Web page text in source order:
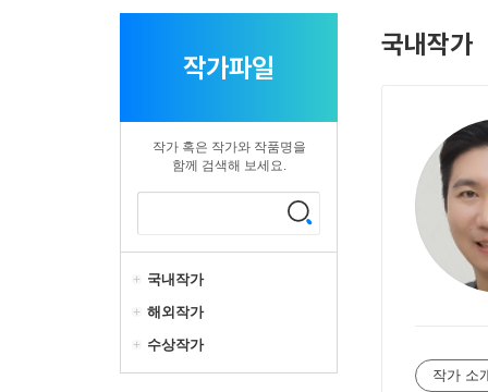
작가파일
작가 혹은 작가와 작품명을
함께 검색해 보세요.
국내작가
해외작가
수상작가
국내작가
작가 소